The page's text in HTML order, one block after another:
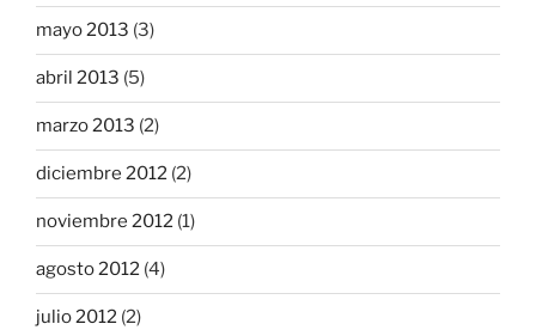
mayo 2013 (3)
abril 2013 (5)
marzo 2013 (2)
diciembre 2012 (2)
noviembre 2012 (1)
agosto 2012 (4)
julio 2012 (2)